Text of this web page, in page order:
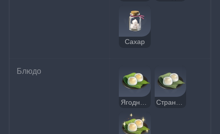
Сахар
Блюдо